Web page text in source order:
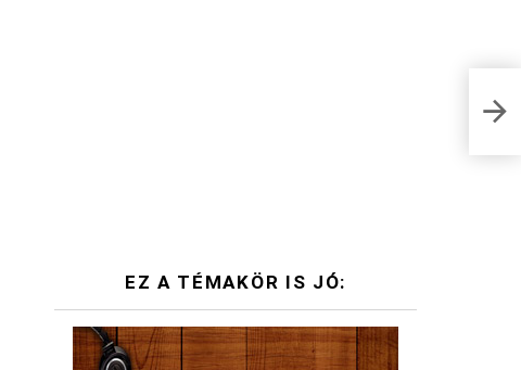
mit
EZ A TÉMAKÖR IS JÓ: